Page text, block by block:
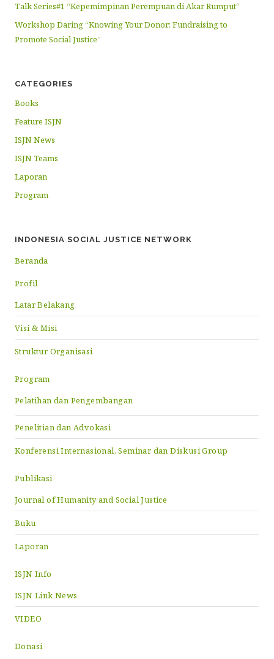
Talk Series#1 “Kepemimpinan Perempuan di Akar Rumput“
Workshop Daring “Knowing Your Donor: Fundraising to
Promote Social Justice”
CATEGORIES
Books
Feature ISJN
ISJN News
ISJN Teams
Laporan
Program
INDONESIA SOCIAL JUSTICE NETWORK
Beranda
Profil
Latar Belakang
Visi & Misi
Struktur Organisasi
Program
Pelatihan dan Pengembangan
Penelitian dan Advokasi
Konferensi Internasional, Seminar dan Diskusi Group
Publikasi
Journal of Humanity and Social Justice
Buku
Laporan
ISJN Info
ISJN Link News
VIDEO
Donasi